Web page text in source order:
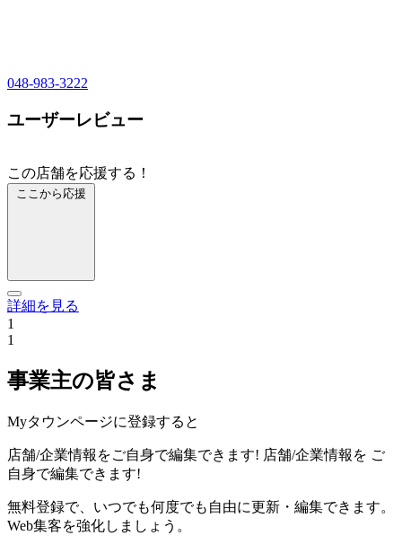
048-983-3222
ユーザーレビュー
この店舗を応援する！
ここから応援
詳細を見る
1
1
事業主の皆さま
Myタウンページに登録すると
店舗/企業情報をご自身で編集できます! 店舗/企業情報を ご
自身で編集できます!
無料登録で、いつでも何度でも自由に更新・編集できます。
Web集客を強化しましょう。